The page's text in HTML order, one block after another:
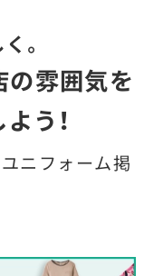
。
の雰囲気を
う！
ニフォーム掲